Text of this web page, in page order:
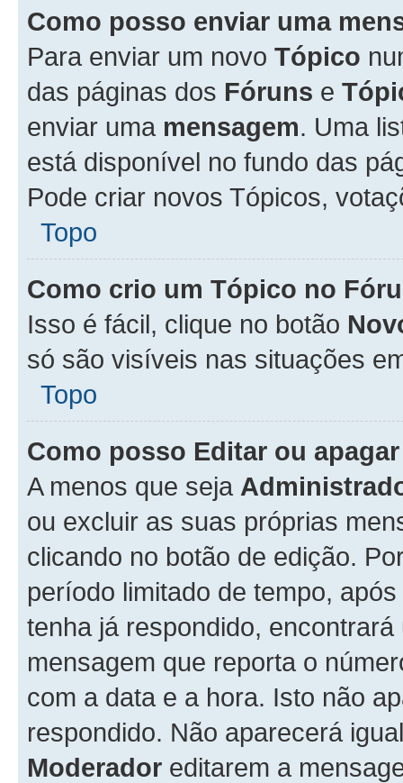
Como posso enviar uma
Para enviar um novo Tópico
das páginas dos Fóruns e
enviar uma mensagem. Uma
está disponível no fundo das
Pode criar novos Tópicos,
Topo
Como crio um Tópico no
Isso é fácil, clique no botão
só são visíveis nas situações
Topo
Como posso Editar ou
A menos que seja
ou excluir as suas próprias
clicando no botão de edição.
período limitado de tempo,
tenha já respondido,
mensagem que reporta o
com a data e a hora. Isto não
respondido. Não aparecerá
Moderador editarem a